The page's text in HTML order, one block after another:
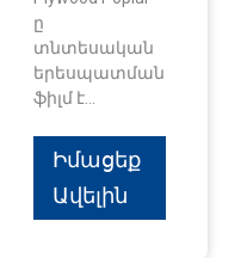
ը
տնտեսական
երեսպատման
ֆիլմ է...
Իմացեք
Ավելին